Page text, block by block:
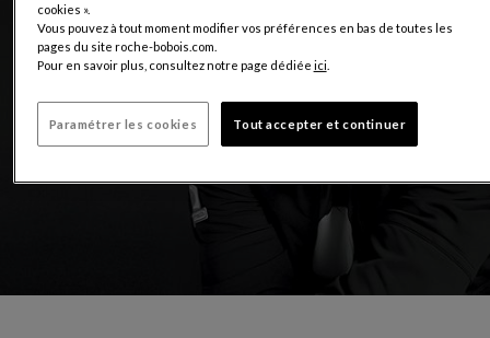
cookies ».
Vous pouvez à tout moment modifier vos préférences en bas de toutes les
pages du site roche-bobois.com.
Pour en savoir plus, consultez notre page dédiée ici.
Paramétrer les cookies Tout accepter et continuer